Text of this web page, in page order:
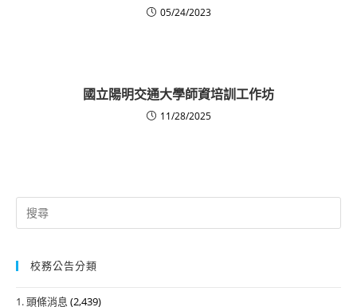
05/24/2023
國立陽明交通大學師資培訓工作坊
11/28/2025
Search
for:
校務公告分類
1. 頭條消息 (2,439)